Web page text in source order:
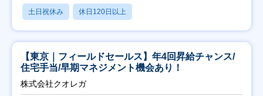
土日祝休み 休日120日以上
【東京｜フィールドセールス】年4回昇給チャンス/
住宅手当/早期マネジメント機会あり！
株式会社クオレガ